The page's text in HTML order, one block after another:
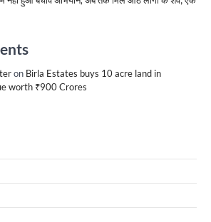
on Birla Estates buys 10 acre land in
worth ₹900 Crores